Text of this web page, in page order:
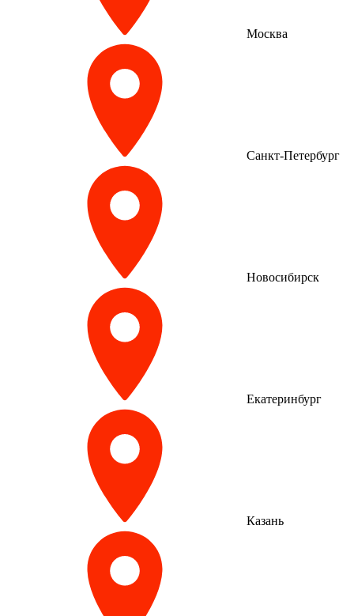
Москва
Санкт-Петербург
Новосибирск
Екатеринбург
Казань